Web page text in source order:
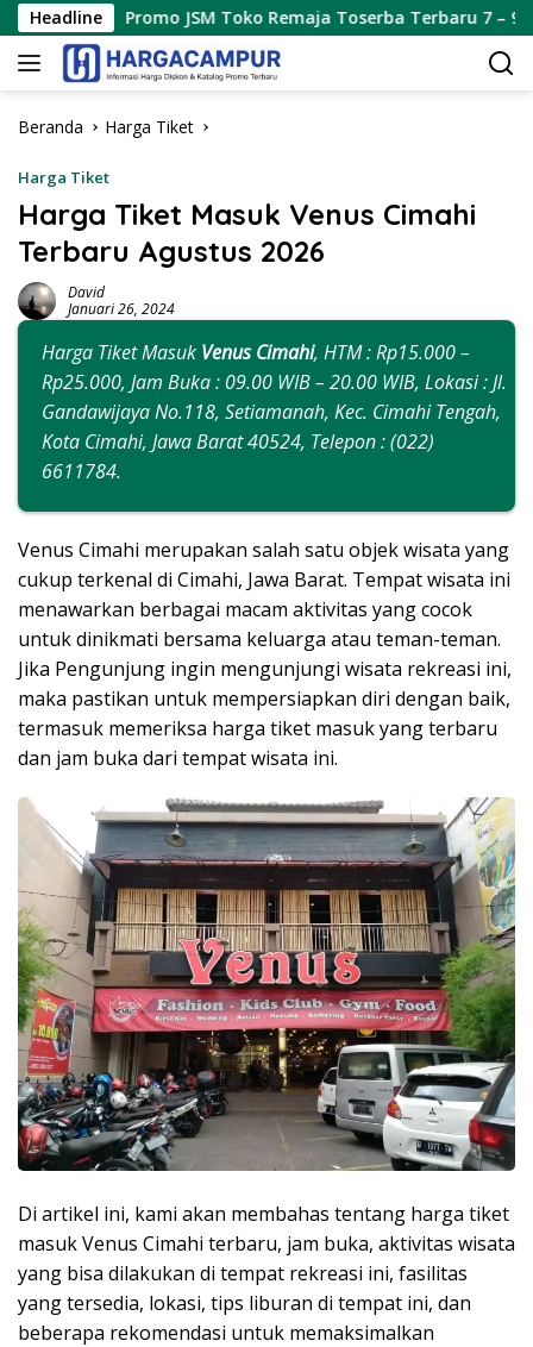
Langsung
ke
konten
Headline
Promo JSM Toko Remaja Toserba Terbaru 7 – 9 Agustus 2026
Beranda Harga Tiket
Harga Tiket
Harga Tiket Masuk Venus Cimahi
Terbaru Agustus 2026
David
Januari 26, 2024
Harga Tiket Masuk Venus Cimahi, HTM : Rp15.000 –
Rp25.000, Jam Buka : 09.00 WIB – 20.00 WIB, Lokasi : Jl.
Gandawijaya No.118, Setiamanah, Kec. Cimahi Tengah,
Kota Cimahi, Jawa Barat 40524, Telepon : (022)
6611784.
Venus Cimahi merupakan salah satu objek wisata yang
cukup terkenal di Cimahi, Jawa Barat. Tempat wisata ini
menawarkan berbagai macam aktivitas yang cocok
untuk dinikmati bersama keluarga atau teman-teman.
Jika Pengunjung ingin mengunjungi wisata rekreasi ini,
maka pastikan untuk mempersiapkan diri dengan baik,
termasuk memeriksa harga tiket masuk yang terbaru
dan jam buka dari tempat wisata ini.
Di artikel ini, kami akan membahas tentang harga tiket
masuk Venus Cimahi terbaru, jam buka, aktivitas wisata
yang bisa dilakukan di tempat rekreasi ini, fasilitas
yang tersedia, lokasi, tips liburan di tempat ini, dan
beberapa rekomendasi untuk memaksimalkan